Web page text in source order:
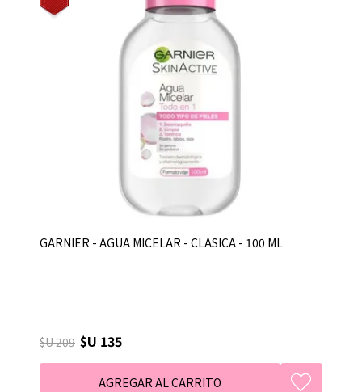
GARNIER - AGUA MICELAR - CLASICA - 100 ML
$U 209 $U 135